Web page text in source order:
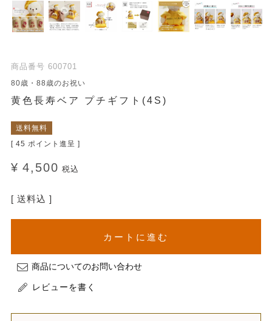
商品番号 600701
80歳・88歳のお祝い
黄色長寿ベア プチギフト(4S)
送料無料
[ 45 ポイント進呈 ]
¥ 4,500 税込
送料込
カートに進む
商品についてのお問い合わせ
レビューを書く